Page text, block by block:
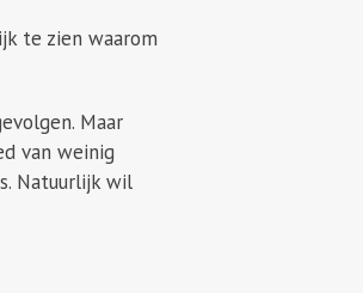
te zien waarom
Maar
van weinig
Natuurlijk wil